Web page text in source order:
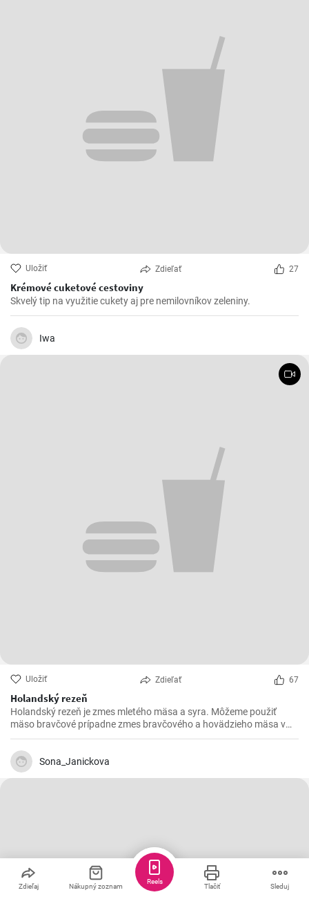
Uložiť Zdieľať 27
Krémové cuketové cestoviny
Skvelý tip na využitie cukety aj pre nemilovníkov zeleniny.
Iwa
Uložiť Zdieľať 67
Holandský rezeň
Holandský rezeň je zmes mletého mäsa a syra. Môžeme použiť
mäso bravčové prípadne zmes bravčového a hovädzieho mäsa v
pomere 2 : 1.
Sona_Janickova
Zdieľaj Nákupný zoznam Tlačiť Sleduj
Reels